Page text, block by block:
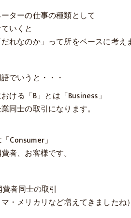
ターの仕事の種類として
いくと
れなのか」って所をベースに考え
でいうと・・・
ける「B」とは「Business」
同士の取引になります。
Consumer」
者、お客様です。
者同士の取引
マ・メリカリなど増えてきましたね）